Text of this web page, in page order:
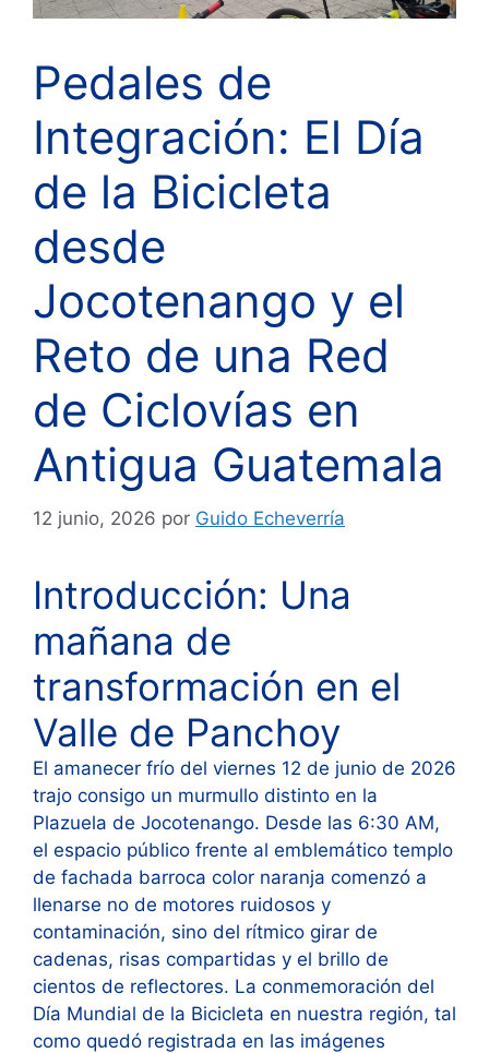
Pedales de
Integración: El Día
de la Bicicleta
desde
Jocotenango y el
Reto de una Red
de Ciclovías en
Antigua Guatemala
12 junio, 2026 por Guido Echeverría
Introducción: Una
mañana de
transformación en el
Valle de Panchoy
El amanecer frío del viernes 12 de junio de 2026
trajo consigo un murmullo distinto en la
Plazuela de Jocotenango. Desde las 6:30 AM,
el espacio público frente al emblemático templo
de fachada barroca color naranja comenzó a
llenarse no de motores ruidosos y
contaminación, sino del rítmico girar de
cadenas, risas compartidas y el brillo de
cientos de reflectores. La conmemoración del
Día Mundial de la Bicicleta en nuestra región, tal
como quedó registrada en las imágenes